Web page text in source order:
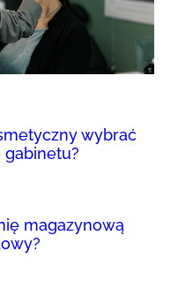
wybrać
gabinetu?
magazynową